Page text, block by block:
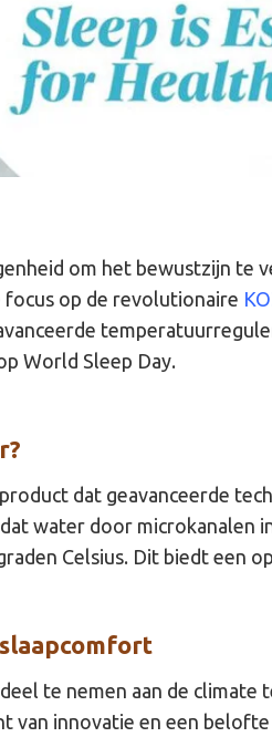
om het bewustzijn te
focus op de revolutionaire
World Sleep Day.
dat geavanceerde
water door microkanalen
Celsius. Dit biedt een
te nemen aan de climate
van innovatie en een